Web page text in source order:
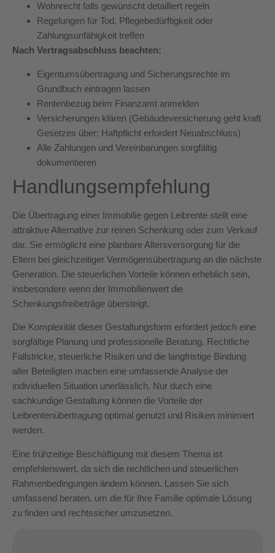
Wohnrecht falls gewünscht detailliert regeln
Regelungen für Tod, Pflegebedürftigkeit oder
Zahlungsunfähigkeit treffen
Nach Vertragsabschluss beachten:
Eigentumsübertragung und Sicherungsrechte im
Grundbuch eintragen lassen
Rentenbezug beim Finanzamt anmelden
Versicherungen klären (Gebäudeversicherung geht kraft
Gesetzes über; Haftpflicht erfordert Neuabschluss)
Alle Zahlungen und Vereinbarungen sorgfältig
dokumentieren
Handlungsempfehlung
Die Übertragung einer Immobilie gegen Leibrente stellt eine
attraktive Alternative zur reinen Schenkung oder zum Verkauf
dar. Sie ermöglicht eine planbare Altersversorgung für die
Eltern bei gleichzeitiger Vermögensübertragung an die nächste
Generation. Die steuerlichen Vorteile können erheblich sein,
insbesondere wenn der Immobilienwert die
Schenkungsfreibeträge übersteigt.
Die Komplexität dieser Gestaltungsform erfordert jedoch eine
sorgfältige Planung und professionelle Beratung. Rechtliche
Fallstricke, steuerliche Risiken und die langfristige Bindung
aller Beteiligten machen eine umfassende Analyse der
individuellen Situation unerlässlich. Nur durch eine
sachkundige Gestaltung können die Vorteile der
Leibrentenübertragung optimal genutzt und Risiken minimiert
werden.
Eine frühzeitige Beschäftigung mit diesem Thema ist
empfehlenswert, da sich die rechtlichen und steuerlichen
Rahmenbedingungen ändern können. Lassen Sie sich
umfassend beraten, um die für Ihre Familie optimale Lösung
zu finden und rechtssicher umzusetzen.